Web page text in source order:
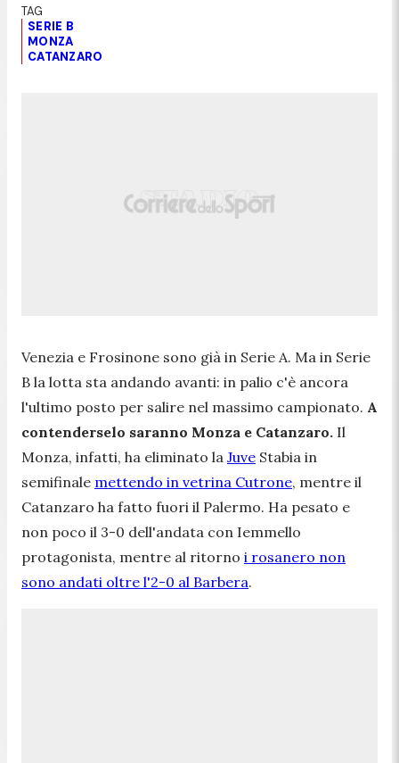
SERIE B
MONZA
CATANZARO
Venezia e Frosinone sono già in Serie A. Ma in Serie
B la lotta sta andando avanti: in palio c'è ancora
l'ultimo posto per salire nel massimo campionato. A
contenderselo saranno Monza e Catanzaro. Il
Monza, infatti, ha eliminato la Juve Stabia in
semifinale mettendo in vetrina Cutrone, mentre il
Catanzaro ha fatto fuori il Palermo. Ha pesato e
non poco il 3-0 dell'andata con Iemmello
protagonista, mentre al ritorno i rosanero non
sono andati oltre l'2-0 al Barbera.